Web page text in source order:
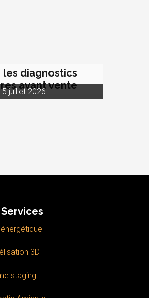
les diagnostics
avant vente
juillet 2026
3D
staging